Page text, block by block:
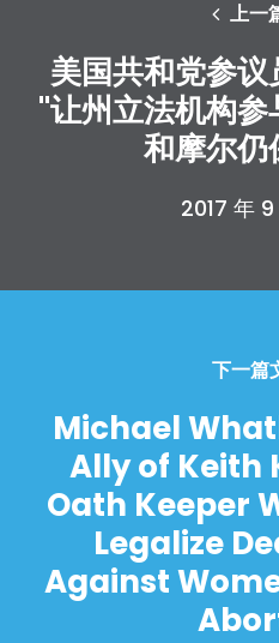
上一
美国共和党参
"让州立法机构
和摩尔仍
2017 年 9
下一篇
Michael
Ally of Keith
Oath Keeper
Legalize
Against